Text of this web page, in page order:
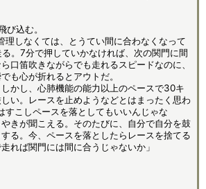
込む。
しなくては、とうてい間に合わなくなって
。7分で押していかなければ、次の関門に間
口笛吹きながらでも走れるスピードなのに、
も心が折れるとアウトだ。
かし、心肺機能の能力以上のペースで30キ
い。レースを止めようなどとはまったく思わ
すこしペースを落としてもいいんじゃな
きが聞こえる。そのたびに、自分で自分を鼓
る。今、ペースを落としたらレースを捨てる
れば関門には間に合うじゃないか」